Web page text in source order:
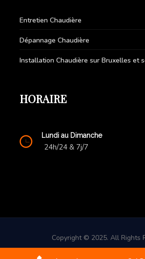
Entretien Chaudière
Dépannage Chaudière
Installation Chaudière sur Bruxelles et
HORAIRE
Lundi au Dimanche
24h/24 & 7j/7
Copyright © 2025. All Rights